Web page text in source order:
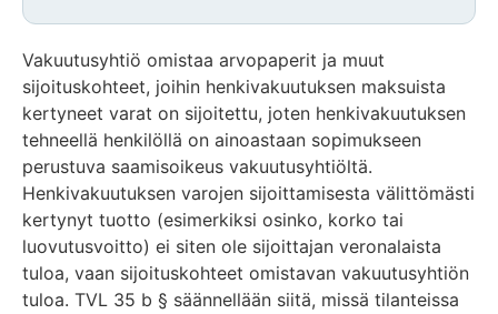
Vakuutusyhtiö omistaa arvopaperit ja muut
sijoituskohteet, joihin henkivakuutuksen maksuista
kertyneet varat on sijoitettu, joten henkivakuutuksen
tehneellä henkilöllä on ainoastaan sopimukseen
perustuva saamisoikeus vakuutusyhtiöltä.
Henkivakuutuksen varojen sijoittamisesta välittömästi
kertynyt tuotto (esimerkiksi osinko, korko tai
luovutusvoitto) ei siten ole sijoittajan veronalaista
tuloa, vaan sijoituskohteet omistavan vakuutusyhtiön
tuloa. TVL 35 b § säännellään siitä, missä tilanteissa